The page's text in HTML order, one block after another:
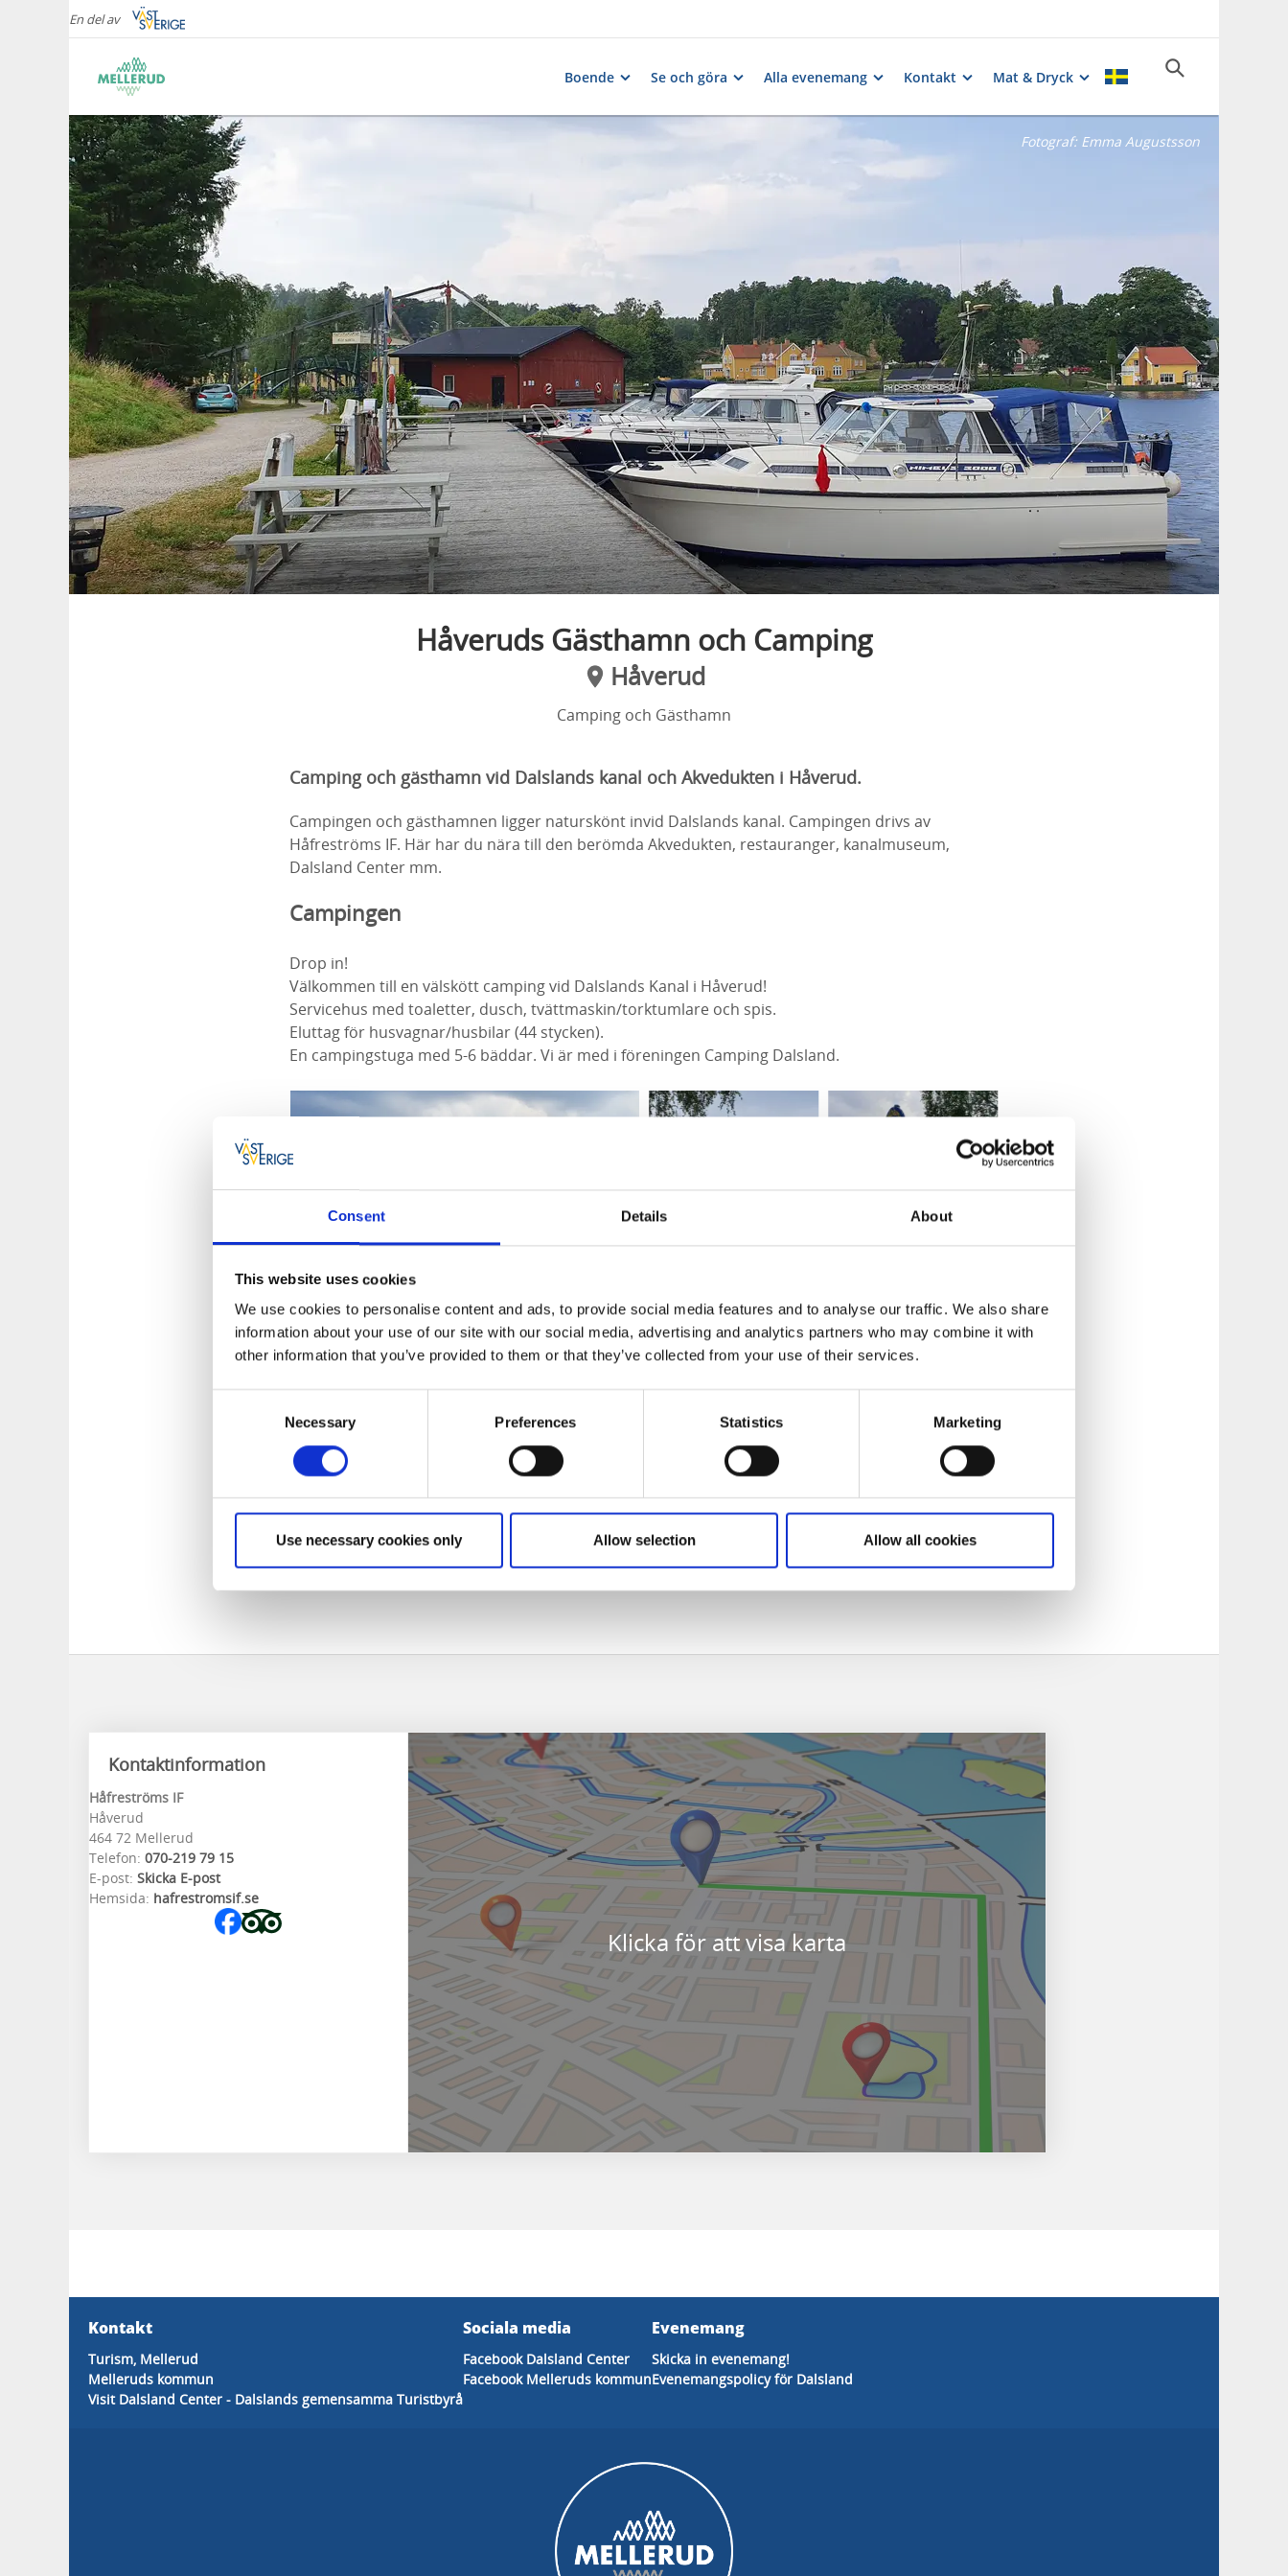
Consent Details About
This website uses cookies
We use cookies to personalise content and ads, to provide social media features and to analyse our traffic. We also share
information about your use of our site with our social media, advertising and analytics partners who may combine it with
other information that you’ve provided to them or that they’ve collected from your use of their services.
Necessary Preferences Statistics Marketing
Use necessary cookies only Allow selection Allow all cookies
En del av
Boende Se och göra Alla evenemang Kontakt Mat & Dryck
Fotograf: Emma Augustsson
Håveruds Gästhamn och Camping
Håverud
Camping och Gästhamn
Camping och gästhamn vid Dalslands kanal och Akvedukten i Håverud.
Campingen och gästhamnen ligger naturskönt invid Dalslands kanal. Campingen drivs av
Håfreströms IF. Här har du nära till den berömda Akvedukten, restauranger, kanalmuseum,
Dalsland Center mm.
Campingen
Drop in!
Välkommen till en välskött camping vid Dalslands Kanal i Håverud!
Servicehus med toaletter, dusch, tvättmaskin/torktumlare och spis.
Eluttag för husvagnar/husbilar (44 stycken).
En campingstuga med 5-6 bäddar. Vi är med i föreningen Camping Dalsland.
Gästhamnen
Två gästbryggor nedanför/sydost om slussen. Stuga med kök.
Lekplats, färskvatten, toalett, dusch, tvättstuga, telefon, latrinvask, kran/truck 4 ton.
Antal platser:18
Förtöjning:Bom/Boj
Kontaktinformation
Håfreströms IF
Håverud
464 72 Mellerud
Telefon: 070-219 79 15
E-post: Skicka E-post
Hemsida: hafrestromsif.se
Klicka för att visa karta
Kontakt
Turism, Mellerud
Melleruds kommun
Visit Dalsland Center - Dalslands gemensamma Turistbyrå
Sociala media
Facebook Dalsland Center
Facebook Melleruds kommun
Evenemang
Skicka in evenemang!
Evenemangspolicy för Dalsland